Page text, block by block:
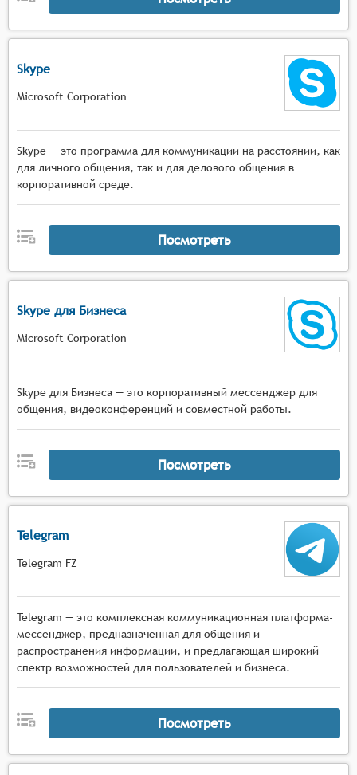
Skype
Microsoft Corporation
Skype — это программа для коммуникации на расстоянии, как
для личного общения, так и для делового общения в
корпоративной среде.
Посмотреть
Skype для Бизнеса
Microsoft Corporation
Skype для Бизнеса — это корпоративный мессенджер для
общения, видеоконференций и совместной работы.
Посмотреть
Telegram
Telegram FZ
Telegram — это комплексная коммуникационная платформа-
мессенджер, предназначенная для общения и
распространения информации, и предлагающая широкий
спектр возможностей для пользователей и бизнеса.
Посмотреть